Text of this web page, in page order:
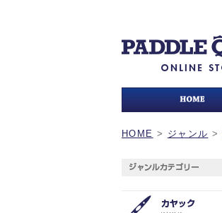
HOME > ジャンル >